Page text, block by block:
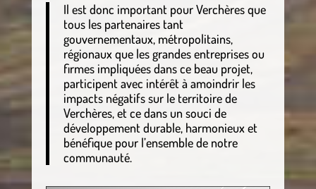
Il est donc important pour Verchères que
tous les partenaires tant
gouvernementaux, métropolitains,
régionaux que les grandes entreprises ou
firmes impliquées dans ce beau projet,
participent avec intérêt à amoindrir les
impacts négatifs sur le territoire de
Verchères, et ce dans un souci de
développement durable, harmonieux et
bénéfique pour l’ensemble de notre
communauté.